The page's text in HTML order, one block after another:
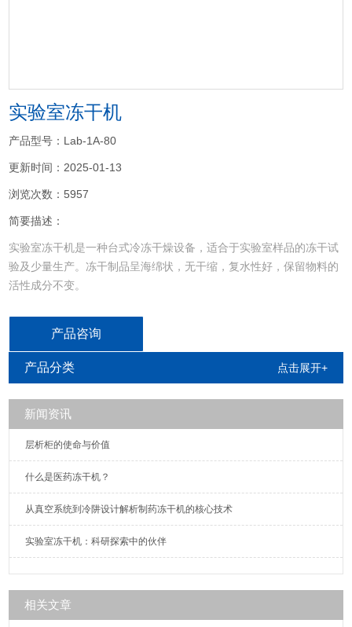
实验室冻干机
产品型号：Lab-1A-80
更新时间：2025-01-13
浏览次数：5957
简要描述：
实验室冻干机是一种台式冷冻干燥设备，适合于实验室样品的冻干试
验及少量生产。冻干制品呈海绵状，无干缩，复水性好，保留物料的
活性成分不变。
产品咨询
产品分类 点击展开+
新闻资讯
​​层析柜的使命与价值
什么是医药冻干机？​​
从真空系统到冷阱设计解析制药冻干机的核心技术
实验室冻干机：科研探索中的伙伴
相关文章